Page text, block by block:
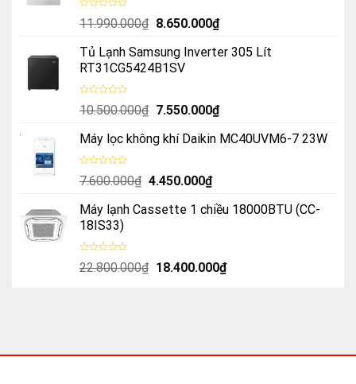
Được
xếp
0
5
sao
11.990.000₫ Giá
là:
11.990.000₫.
8.650.000₫Giá
tại
Tủ Lạnh Samsung Inverter 305 Lít
RT31CG5424B1SV
Được
xếp
0
5
10.500.000₫ Giá
là:
7.550.000₫Giá
tại
Máy lọc không khí Daikin MC40UVM6-7 23W
Được
xếp
0
5
sao
7.600.000₫ Giá
là:
4.450.000₫Giá
tại
Máy lạnh Cassette 1 chiều 18000BTU (CC-
18IS33)
Được
xếp
22.800.000₫ Giá
18.400.000₫Giá